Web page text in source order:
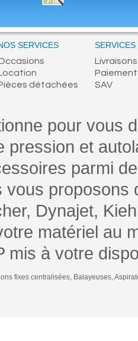
SERVICES
détachées
Livraisons
SAV
pour vous
pression et
parmi
vous
Dynajet,
matériel au
mis à votre
fixes centralisées, Balayeuses,